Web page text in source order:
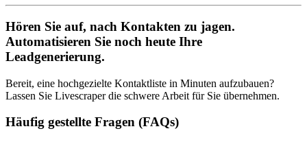
Hören Sie auf, nach Kontakten zu jagen.
Automatisieren Sie noch heute Ihre
Leadgenerierung.
Bereit, eine hochgezielte Kontaktliste in Minuten aufzubauen?
Lassen Sie Livescraper die schwere Arbeit für Sie übernehmen.
Häufig gestellte Fragen (FAQs)